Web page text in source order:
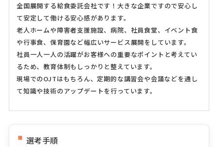
全国展開する給食委託会社です！大きな企業ですので安心し
て安定して働ける安心感があります。
老人ホームや障害者支援施設、病院、社員食堂、イベント食
や行事食、保育園など幅広いサービス展開をしています。
社員一人一人の活躍がお客様への重要なポイントと考えてい
るため、教育体制もしっかりと整えています。
現場でのOJTはもちろん、定期的な講習会や会議などを通し
て知識や技術のアップデートを行っています。
選考手順